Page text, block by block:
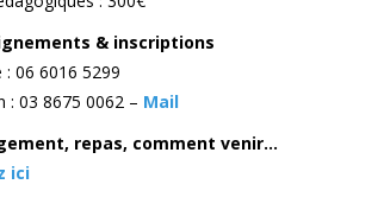
& inscriptions
: 06 6016 5299
: 03 8675 0062 – Mail
repas, comment venir…
ici